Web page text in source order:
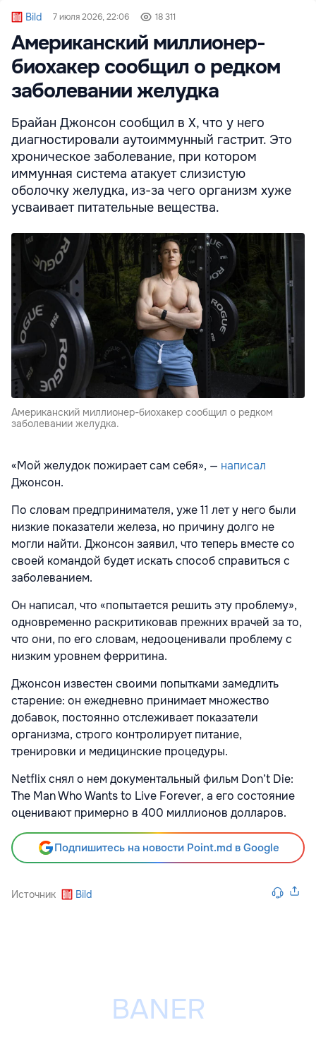
Bild 7 июля 2026, 22:06 18 311
Американский миллионер-
биохакер сообщил о редком
заболевании желудка
Брайан Джонсон сообщил в X, что у него
диагностировали аутоиммунный гастрит. Это
хроническое заболевание, при котором
иммунная система атакует слизистую
оболочку желудка, из-за чего организм хуже
усваивает питательные вещества.
Американский миллионер-биохакер сообщил о редком
заболевании желудка.
«Мой желудок пожирает сам себя», — написал
Джонсон.
По словам предпринимателя, уже 11 лет у него были
низкие показатели железа, но причину долго не
могли найти. Джонсон заявил, что теперь вместе со
своей командой будет искать способ справиться с
заболеванием.
Он написал, что «попытается решить эту проблему»,
одновременно раскритиковав прежних врачей за то,
что они, по его словам, недооценивали проблему с
низким уровнем ферритина.
Джонсон известен своими попытками замедлить
старение: он ежедневно принимает множество
добавок, постоянно отслеживает показатели
организма, строго контролирует питание,
тренировки и медицинские процедуры.
Netflix снял о нем документальный фильм Don’t Die:
The Man Who Wants to Live Forever, а его состояние
оценивают примерно в 400 миллионов долларов.
Подпишитесь на новости Point.md в Google
Источник Bild